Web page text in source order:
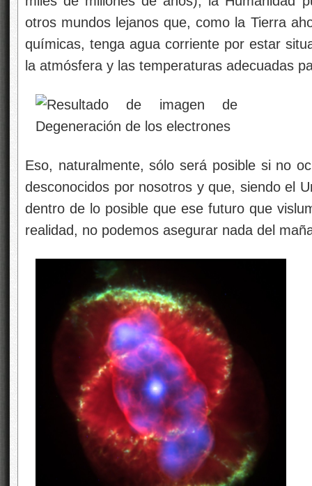
otros mundos lejanos que, como la Tierra
químicas, tenga agua corriente por estar
la atmósfera y las temperaturas adecuadas
Eso, naturalmente, sólo será posible si no
desconocidos por nosotros y que, siendo el
dentro de lo posible que ese futuro que
realidad, no podemos asegurar nada del